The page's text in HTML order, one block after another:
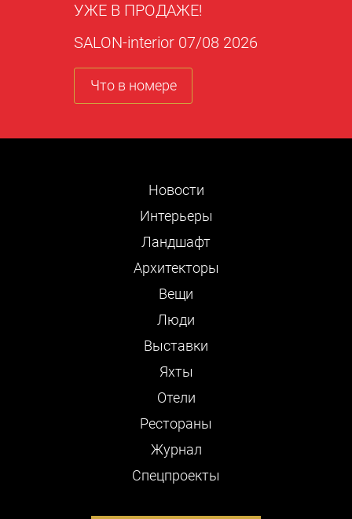
УЖЕ В ПРОДАЖЕ!
SALON-interior 07/08 2026
Что в номере
Новости
Интерьеры
Ландшафт
Архитекторы
Вещи
Люди
Выставки
Яхты
Отели
Рестораны
Журнал
Cпецпроекты